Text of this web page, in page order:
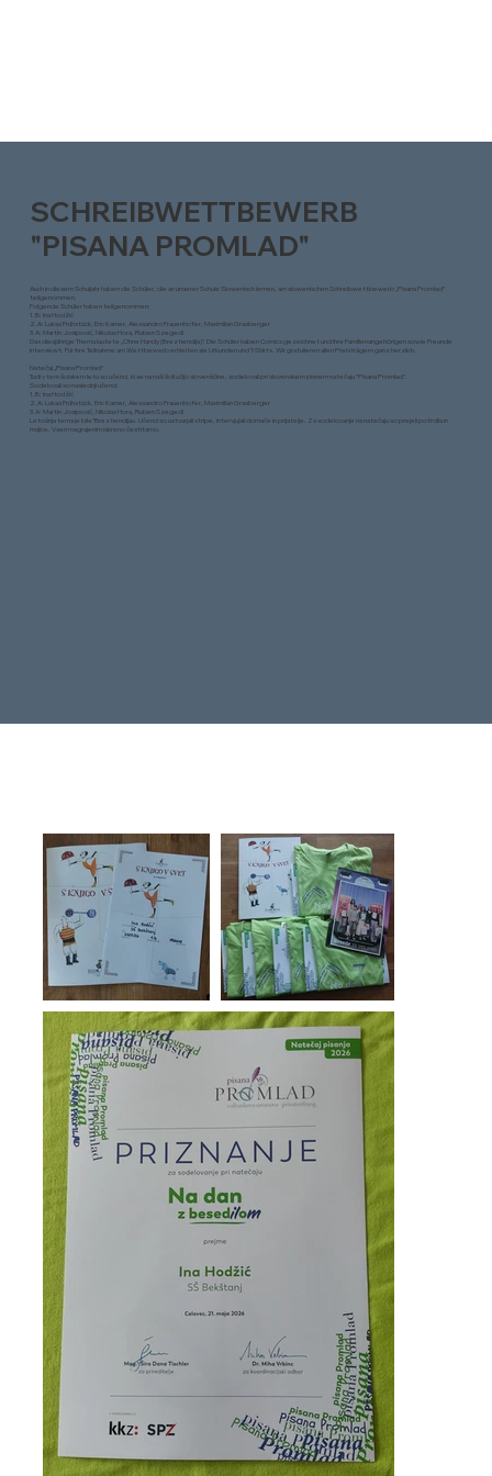
SCHREIBWETTBEWERB
"PISANA PROMLAD"
Auch in diesem Schuljahr haben die Schüler, die an unserer Schule Slowenisch lernen, am slowenischen Schreibwettbewerb „Pisana Promlad“
teilgenommen.
Folgende Schüler haben teilgenommen:
1.B: Ina Hodžić
2.A: Lukas Frühstück, Eric Karner, Alessandro Frauenhofer, Maximilian Grasberger
3.A: Martin Josipović, Nikolas Hora, Ruben Szegedi
Das diesjährige Thema lautete „Ohne Handy (Brez hendija)“. Die Schüler haben Comics gezeichnet und ihre Familienangehörigen sowie Freunde
interviewt. Für ihre Teilnahme am Wettbewerb erhielten sie Urkunden und T-Shirts. Wir gratulieren allen Preisträgern ganz herzlich.
Natečaj „Pisana Promlad“
Tudi v tem šolskem letu so učenci, ki se na naši šoli učijo slovenščine, sodelovali pri slovenskem pisnem natečaju "Pisana Promlad".
Sodelovali so naslednji učenci:
1.B: Ina Hodžić
2.A: Lukas Frühstück, Eric Karner, Alessandro Frauenhofer, Maximilian Grasberger
3.A: Martin Josipović, Nikolas Hora, Ruben Szegedi
Letošnja tema je bila "Brez hendija«. Učenci so ustvarjali stripe, intervjujali domače in prijatelje. Za sodelovanje na natečaju so prejeli potrdila in
majice. Vsem nagrajenim iskreno čestitamo.